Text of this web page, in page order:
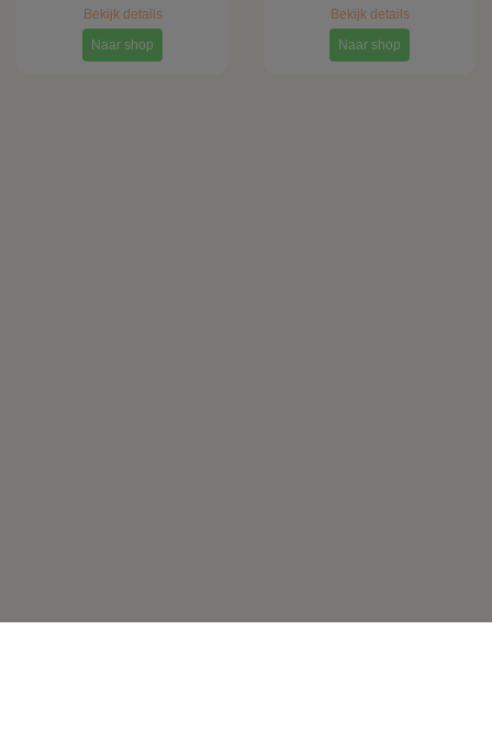
Bekijk details
Naar shop
Bekijk details
Naar shop